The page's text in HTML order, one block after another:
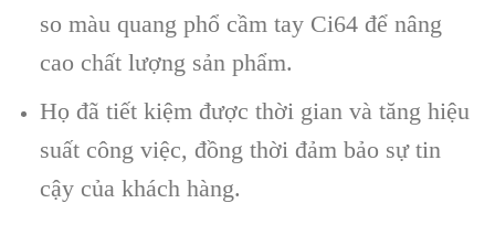
so màu quang phổ cầm tay Ci64 để nâng
cao chất lượng sản phẩm.
Họ đã tiết kiệm được thời gian và tăng hiệu
suất công việc, đồng thời đảm bảo sự tin
cậy của khách hàng.